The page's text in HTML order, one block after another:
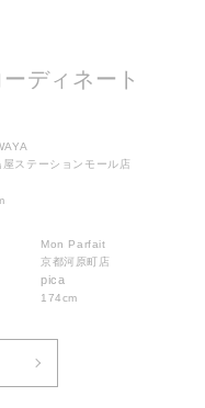
ディネート
屋ステーションモール店
Mon Parfait
京都河原町店
pica
174cm